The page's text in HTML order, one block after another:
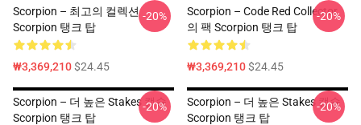
Scorpion – 최고의 컬렉션
Scorpion 탱크 탑
₩3,369,210$24.45
-20%
Scorpion – Code Red Collector
의 팩 Scorpion 탱크 탑
₩3,369,210$24.45
-20%
Scorpion – 더 높은 Stakes 캡슐
Scorpion 탱크 탑
-20%
Scorpion – 더 높은 Stakes 캡슐
Scorpion 탱크 탑
-20%